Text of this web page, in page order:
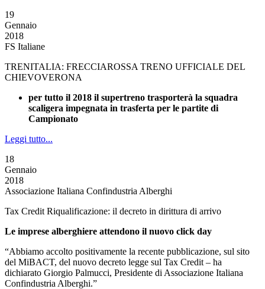
19
Gennaio
2018
FS Italiane
TRENITALIA: FRECCIAROSSA TRENO UFFICIALE DEL
CHIEVOVERONA
per tutto il 2018 il supertreno trasporterà la squadra
scaligera impegnata in trasferta per le partite di
Campionato
Leggi tutto...
18
Gennaio
2018
Associazione Italiana Confindustria Alberghi
Tax Credit Riqualificazione: il decreto in dirittura di arrivo
Le imprese alberghiere attendono il nuovo click day
“Abbiamo accolto positivamente la recente pubblicazione, sul sito
del MiBACT, del nuovo decreto legge sul Tax Credit – ha
dichiarato Giorgio Palmucci, Presidente di Associazione Italiana
Confindustria Alberghi.”